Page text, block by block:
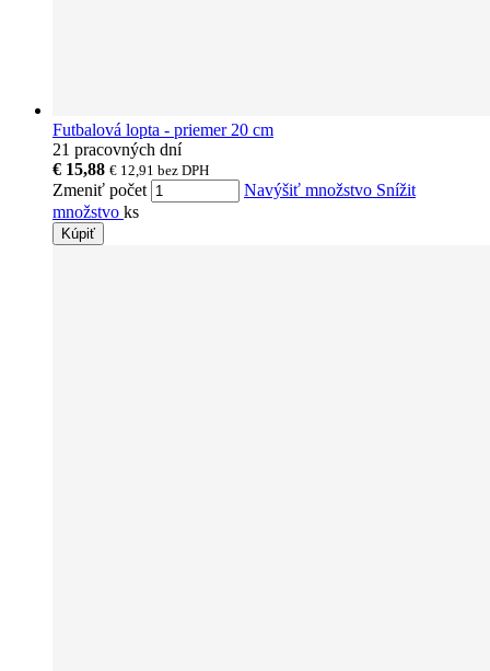
Futbalová lopta - priemer 20 cm
21 pracovných dní
€ 15,88 € 12,91 bez DPH
Zmeniť počet Navýšiť množstvo Snížit
množstvo ks
Kúpiť